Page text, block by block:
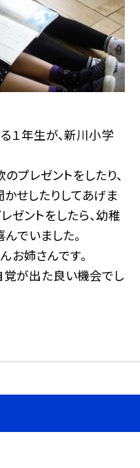
１年生が、新川小学
プレゼントをしたり、
せしたりしてあげま
ゼントをしたら、幼稚
でいました。
お姉さんです。
覚が出た良い機会でし